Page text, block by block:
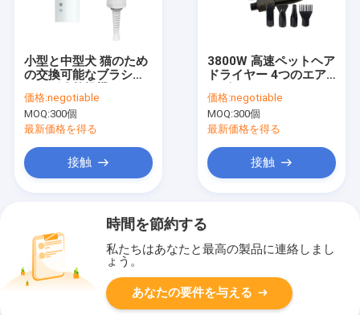
小型と中型犬 猫のため
の交換可能なブラシの
価格:negotiable
MOQ:300個
最新価格を得る
接触
3800W 高速ペットヘア
ドライヤー 4つのエア
ジェント温度制御
価格:negotiable
MOQ:300個
最新価格を得る
接触
時間を節約する
私たちはあなたと最高の製品に連絡しまし
ょう。
あなたの要件を与える